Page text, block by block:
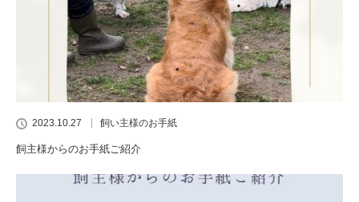
2023.10.27 飼い主様のお手紙
飼主様からのお手紙ご紹介